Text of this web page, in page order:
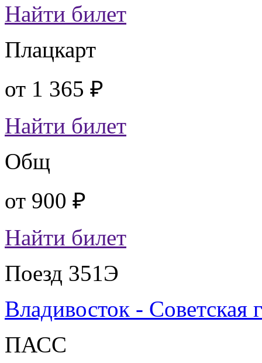
Найти билет
Плацкарт
от 1 365 ₽
Найти билет
Общ
от 900 ₽
Найти билет
Поезд 351Э
Владивосток - Советская
ПАСС